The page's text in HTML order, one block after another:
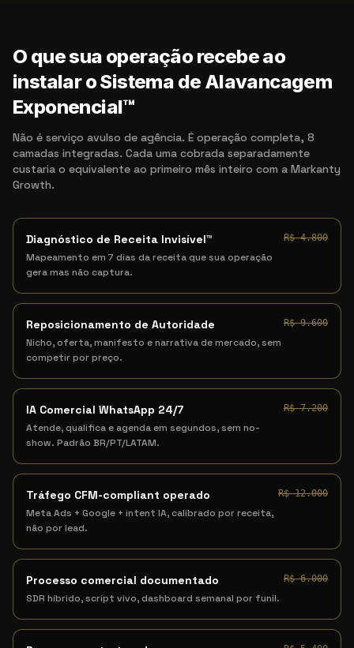
O que sua operação recebe ao
instalar o Sistema de Alavancagem
Exponencial™
Não é serviço avulso de agência. É operação completa, 8
camadas integradas. Cada uma cobrada separadamente
custaria o equivalente ao primeiro mês inteiro com a Markanty
Growth.
Diagnóstico de Receita Invisível™
Mapeamento em 7 dias da receita que sua operação
gera mas não captura.
R$ 4.800
Reposicionamento de Autoridade
Nicho, oferta, manifesto e narrativa de mercado, sem
competir por preço.
R$ 9.600
IA Comercial WhatsApp 24/7
Atende, qualifica e agenda em segundos, sem no-
show. Padrão BR/PT/LATAM.
R$ 7.200
Tráfego CFM-compliant operado
Meta Ads + Google + intent IA, calibrado por receita,
não por lead.
R$ 12.000
Processo comercial documentado
SDR híbrido, script vivo, dashboard semanal por funil.
R$ 6.000